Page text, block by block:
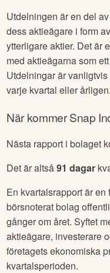
Utdelningen är en del
dess aktieägare i form
ytterligare aktier. Det är
med aktieägarna som
Utdelningar är
varje kvartal eller årligen.
När kommerSnap
Nästa rapport i bolaget
Det är altså91 dagar
En kvartalsrapport är
börsnoterat bolag
gånger om året. Syftet
aktieägare, investerare
företagets ekonomiska
kvartalsperioden.